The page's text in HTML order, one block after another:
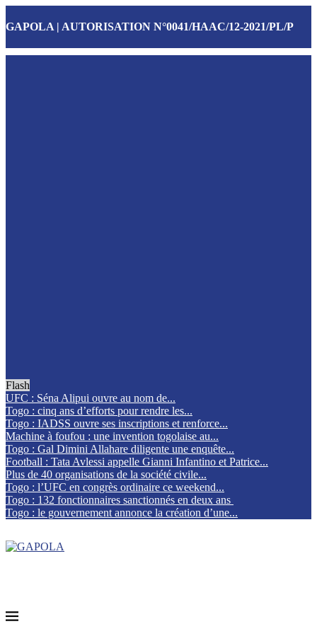
GAPOLA | AUTORISATION N°0041/HAAC/12-2021/PL/P
Flash
UFC : Séna Alipui ouvre au nom de...
Togo : cinq ans d’efforts pour rendre les...
Togo : IADSS ouvre ses inscriptions et renforce...
Machine à foufou : une invention togolaise au...
Togo : Gal Dimini Allahare diligente une enquête...
Football : Tata Avlessi appelle Gianni Infantino et Patrice...
Plus de 40 organisations de la société civile...
Togo : l’UFC en congrès ordinaire ce weekend...
Togo : 132 fonctionnaires sanctionnés en deux ans
Togo : le gouvernement annonce la création d’une...